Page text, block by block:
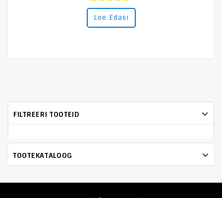
0
out
of
Loe Edasi
FILTREERI TOOTEID
TOOTEKATALOOG